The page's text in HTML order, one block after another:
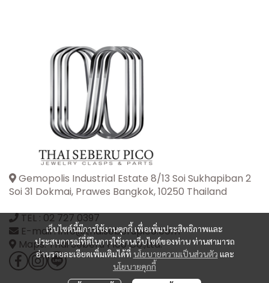
เว็บไซต์นี้มีการใช้งานคุกกี้ เพื่อเพิ่มประสิทธิภาพและ
ประสบการณ์ที่ดีในการใช้งานเว็บไซต์ของท่าน ท่านสามารถ
อ่านรายละเอียดเพิ่มเติมได้ที่ นโยบายความเป็นส่วนตัว และ
นโยบายคุกกี้
Gemopolis Industrial Estate 8/13 Soi Sukhapiban 2
Soi 31 Dokmai, Prawes Bangkok, 10250 Thailand
TEL : 02 727 0397
E-mail : info@thaiseberupico.com
Maps: Thai Seberu Pico Co.,Ltd.